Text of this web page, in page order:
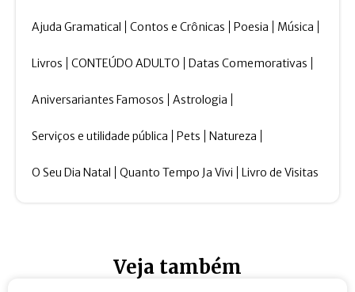
Ajuda Gramatical Contos e Crônicas Poesia Música
Livros CONTEÚDO ADULTO Datas Comemorativas
Aniversariantes Famosos Astrologia
Serviços e utilidade pública Pets Natureza
O Seu Dia Natal Quanto Tempo Ja Vivi Livro de Visitas
Veja também